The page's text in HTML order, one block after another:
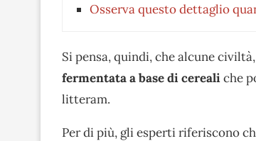
Osserva questo dettaglio
Si pensa, quindi, che alcune
fermentata a base di cerealiche
litteram.
Per di più, gli esperti riferiscono